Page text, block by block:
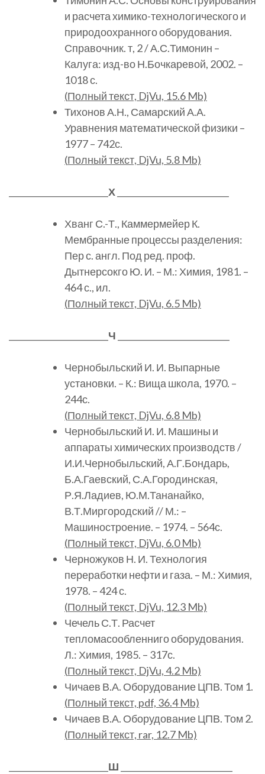
и расчета химико-технологического и
природоохранного оборудования.
Справочник. т, 2 / А.С.Тимонин –
Калуга: изд-во Н.Бочкаревой, 2002. –
1018 с.
(Полныйтекст, DjVu, 15.6 Mb)
Тихонов А.Н., Самарский А.А.
Уравнения математической физики –
1977 – 742с.
(Полныйтекст, DjVu, 5.8 Mb)
Х
Хванг С.-Т., Каммермейер К.
Мембранные процессы разделения:
Пер с. англ. Под ред. проф.
Дытнерсокго Ю. И. – М.: Химия, 1981. –
464 с., ил.
(Полныйтекст, DjVu, 6.5 Mb)
Ч
Чернобыльский И. И. Выпарные
установки. – К.: Вища школа, 1970. –
244с.
(Полныйтекст, DjVu, 6.8 Mb)
Чернобыльский И. И. Машины и
аппараты химических производств /
И.И.Чернобыльский, А.Г.Бондарь,
Б.А.Гаевский, С.А.Городинская,
Р.Я.Ладиев, Ю.М.Тананайко,
В.Т.Миргородский // М.: –
Машиностроение. – 1974. – 564с.
(Полныйтекст, DjVu, 6.0 Mb)
Черножуков Н. И. Технология
переработки нефти и газа. – М.: Химия,
1978. – 424 с.
(Полныйтекст, DjVu, 12.3 Mb)
Чечель С.Т. Расчет
тепломасообленниго оборудования.
Л.: Химия, 1985. – 317с.
(Полныйтекст, DjVu, 4.2 Mb)
Чичаев В.А. Оборудование ЦПВ. Том 1.
(Полныйтекст, pdf, 36.4 Mb)
Чичаев В.А. Оборудование ЦПВ. Том 2.
(Полныйтекст, rar, 12.7 Mb)
Ш